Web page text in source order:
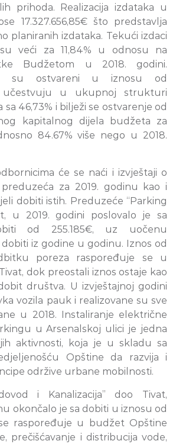
prihoda. Realizacija izdataka u
17.327.656,85€ što predstavlja
planiranih izdataka. Tekući izdaci
veći za 11,84% u odnosu na
Budžetom u 2018. godini.
su ostvareni u iznosu od
učestvuju u ukupnoj strukturi
sa 46,73% i bilježi se ostvarenje od
kapitalnog dijela budžeta za
84.67% više nego u 2018.
će se naći i izvještaji o
za 2019. godinu kao i
dobiti istih. Preduzeće “Parking
u 2019. godini poslovalo je sa
od 255.185€, uz uočenu
iz godine u godinu. Iznos od
poreza raspoređuje se u
dok preostali iznos ostaje kao
društva. U izvještajnoj godini
vozila pauk i realizovane su sve
u 2018. Instaliranje električne
u Arsenalskoj ulici je jedna
aktivnosti, koja je u skladu sa
Opštine da razvija i
održive urbane mobilnosti.
i Kanalizacija” doo Tivat,
okončalo je sa dobiti u iznosu od
raspoređuje u budžet Opštine
prečišćavanje i distribucija vode,